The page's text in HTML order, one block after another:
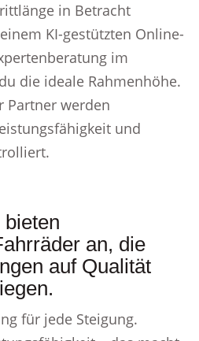
in Betracht
KI-gestützten Online-
im
die ideale Rahmenhöhe.
Partner werden
und
an, die
auf Qualität
für jede Steigung.